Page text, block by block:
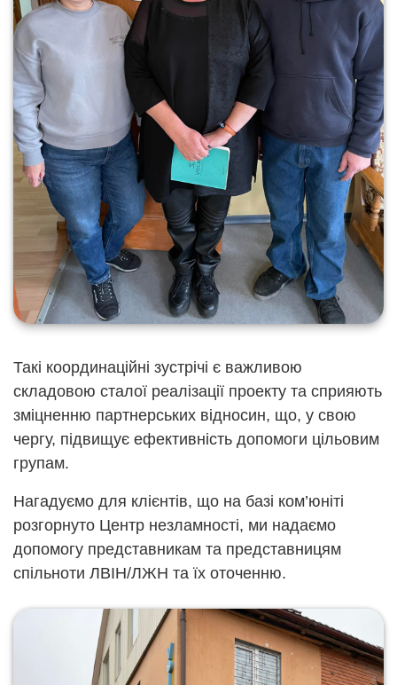
Такі координаційні зустрічі є важливою
складовою сталої реалізації проекту та сприяють
зміцненню партнерських відносин, що, у свою
чергу, підвищує ефективність допомоги цільовим
групам.
Нагадуємо для клієнтів, що на базі ком’юніті
розгорнуто Центр незламності, ми надаємо
допомогу представникам та представницям
спільноти ЛВІН/ЛЖН та їх оточенню.